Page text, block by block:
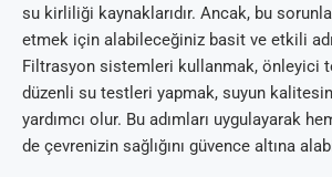
su kirliliği kaynaklarıdır. Ancak, bu
etmek için alabileceğiniz basit ve etkili
Filtrasyon sistemleri kullanmak, önleyici
düzenli su testleri yapmak, suyun
yardımcı olur. Bu adımları uygulayarak
de çevrenizin sağlığını güvence altına